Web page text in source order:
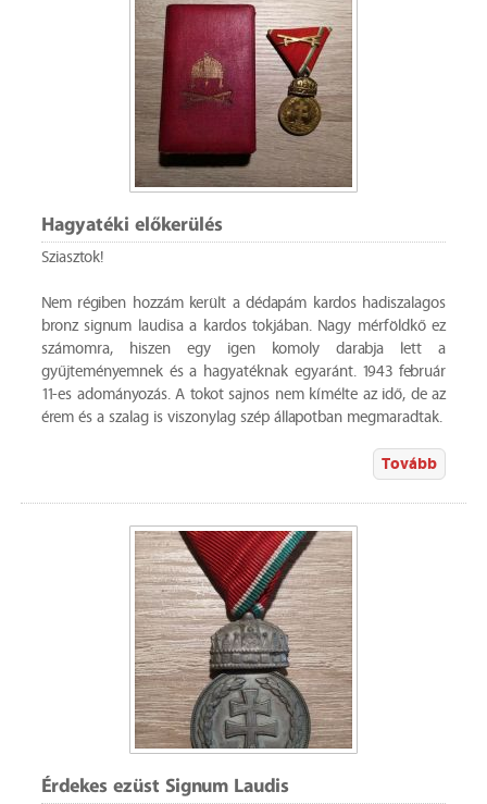
Hagyatéki előkerülés
Sziasztok!
Nem régiben hozzám került a dédapám kardos hadiszalagos
bronz signum laudisa a kardos tokjában. Nagy mérföldkő ez
számomra, hiszen egy igen komoly darabja lett a
gyűjteményemnek és a hagyatéknak egyaránt. 1943 február
11-es adományozás. A tokot sajnos nem kímélte az idő, de az
érem és a szalag is viszonylag szép állapotban megmaradtak.
Tovább
Érdekes ezüst Signum Laudis